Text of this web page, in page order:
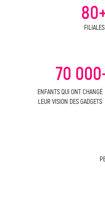
FILIALES
70
ENFANTS QUI ONT CHANGÉ
LEUR VISION DES GADGETS